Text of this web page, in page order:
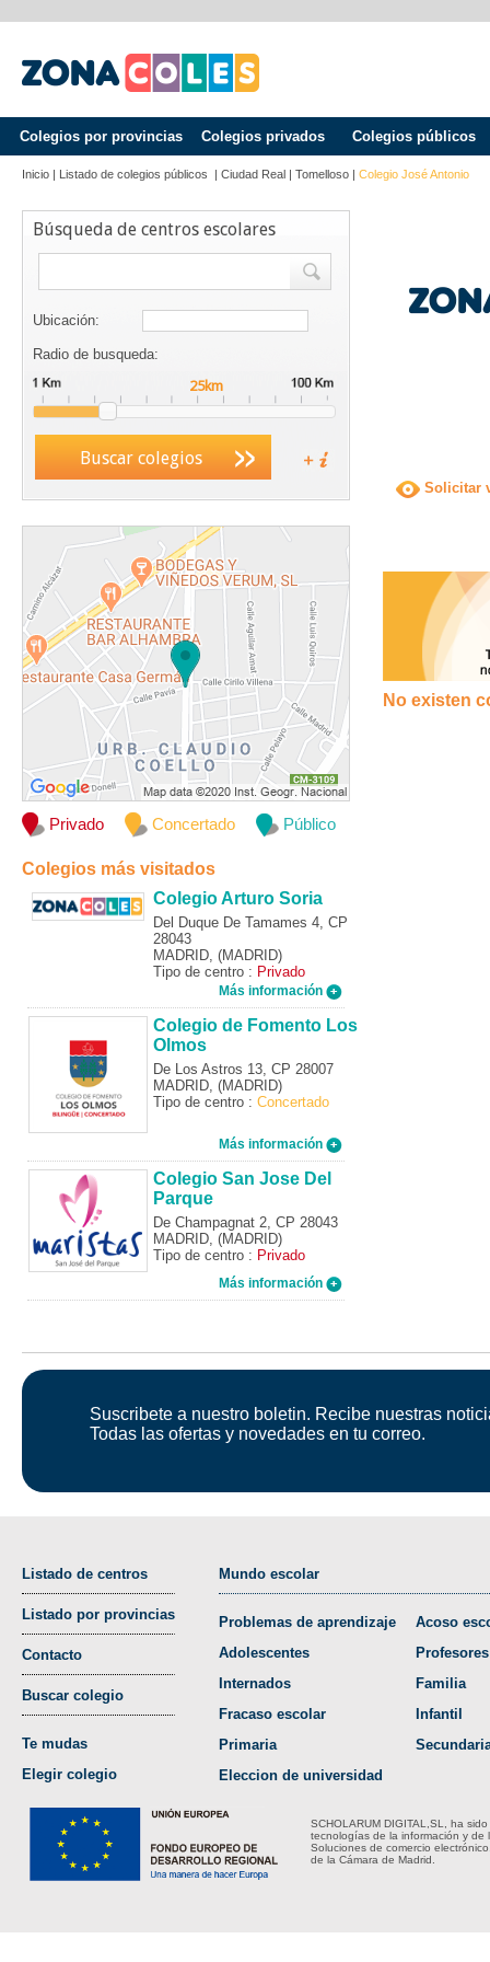
Colegios por provincias Colegios privados Colegios públicos
Inicio | Listado de colegios públicos | Ciudad Real | Tomelloso | Colegio José Antonio
Búsqueda de centros escolares
Ubicación:
Radio de busqueda:
Buscar colegios
Privado Concertado Público
Colegios más visitados
Colegio Arturo Soria
Del Duque De Tamames 4, CP
28043
MADRID, (MADRID)
Tipo de centro : Privado
Más información
Colegio de Fomento Los
Olmos
De Los Astros 13, CP 28007
MADRID, (MADRID)
Tipo de centro : Concertado
Más información
Colegio San Jose Del
Parque
De Champagnat 2, CP 28043
MADRID, (MADRID)
Tipo de centro : Privado
Más información
Solicitar
No existen
Suscribete a nuestro boletin. Recibe nuestras
Todas las ofertas y novedades en tu correo.
Listado de centros
Listado por provincias
Contacto
Buscar colegio
Te mudas
Elegir colegio
Mundo escolar
Problemas de aprendizaje
Adolescentes
Internados
Fracaso escolar
Primaria
Eleccion de universidad
Acoso
Profesores
Familia
Infantil
SCHOLARUM DIGITAL,SL, ha
tecnologías de la información y de
Soluciones de comercio
de la Cámara de Madrid.